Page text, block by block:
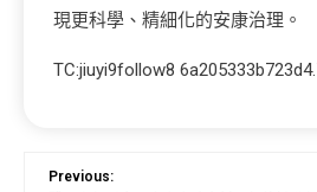
現更科學、精細化的安康治理。
TC:jiuyi9follow8
Previous: